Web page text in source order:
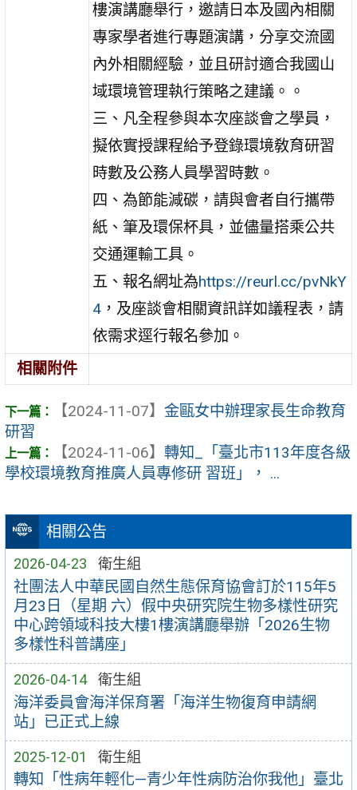
相關公告
2026-04-23 衛生組
社團法人中華民國自然生態保育協會訂於115年5
月23日（星期 六）假中央研究院生物多樣性研究
中心跨領域科技大樓1樓演講廳舉辦「2026生物
多樣性科普講座」
2026-04-14 衛生組
海洋委員會海洋保育署「海洋生物復育申請網
站」已正式上線
2025-12-01 衛生組
轉知「性病年輕化—青少年性病防治你我他」臺北
樓演講廳舉行，邀請日本及國內相關
專家學者進行專題演講，分享交流國
內外相關經驗，並且研討適合我國山
域環境管理執行策略之建議。。
三、凡全程參與本次座談會之學員，
擬依實授課程給予登錄環境敎育研習
時數及公務人員學習時數。
四、為節能減碳，請與會者自行攜帶
紙、筆及環保杯具，並儘量搭乘公共
交通運輸工具。
五、報名網址為https://reurl.cc/pvNkY
4 ，及座談會相關資訊詳如議程表，請
依需求逕行報名參加。
相關附件
【2024-11-07】 金甌女中辦理家長生命教育
研習
【2024-11-06】 轉知_「臺北市113年度各級
學校環境教育推廣人員專修研 習班」， ...